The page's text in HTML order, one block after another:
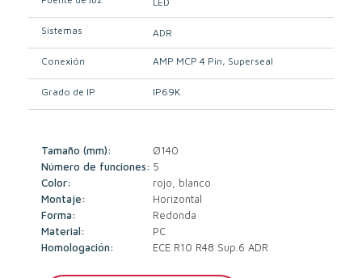
Sistemas ADR
Conexión AMP MCP 4 Pin Superseal
Grado de IP IP69K
Tamaño (mm):
Ø140
Número de funciones: 5
Color:
rojo, blanco
Montaje:
Horizontal
Forma:
Redonda
Material:
PC
Homologación:
ECE R10 R48 Sup.6 ADR